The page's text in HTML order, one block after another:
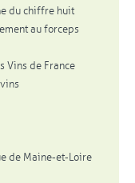
du chiffre huit
au forceps
Vins de France
de Maine-et-Loire